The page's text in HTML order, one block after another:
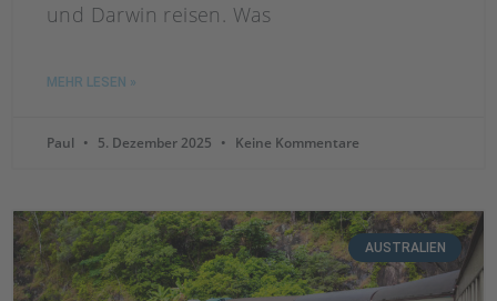
und Darwin reisen. Was
MEHR LESEN »
Paul 5. Dezember 2025 Keine Kommentare
AUSTRALIEN